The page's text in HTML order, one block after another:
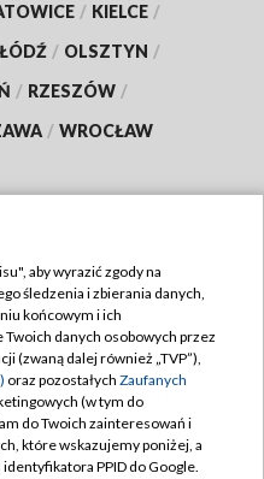
/ KIELCE /
ŁÓDŹ / OLSZTYN /
/ RZESZÓW /
/ WROCŁAW
TVP
aby wyrazić zgody na
śledzenia i zbierania danych,
końcowym i ich
danych osobowych przez
(zwaną dalej również „TVP”),
oraz pozostałych Zaufanych
(w tym do
do Twoich zainteresowań i
które wskazujemy poniżej, a
PPID do Google.